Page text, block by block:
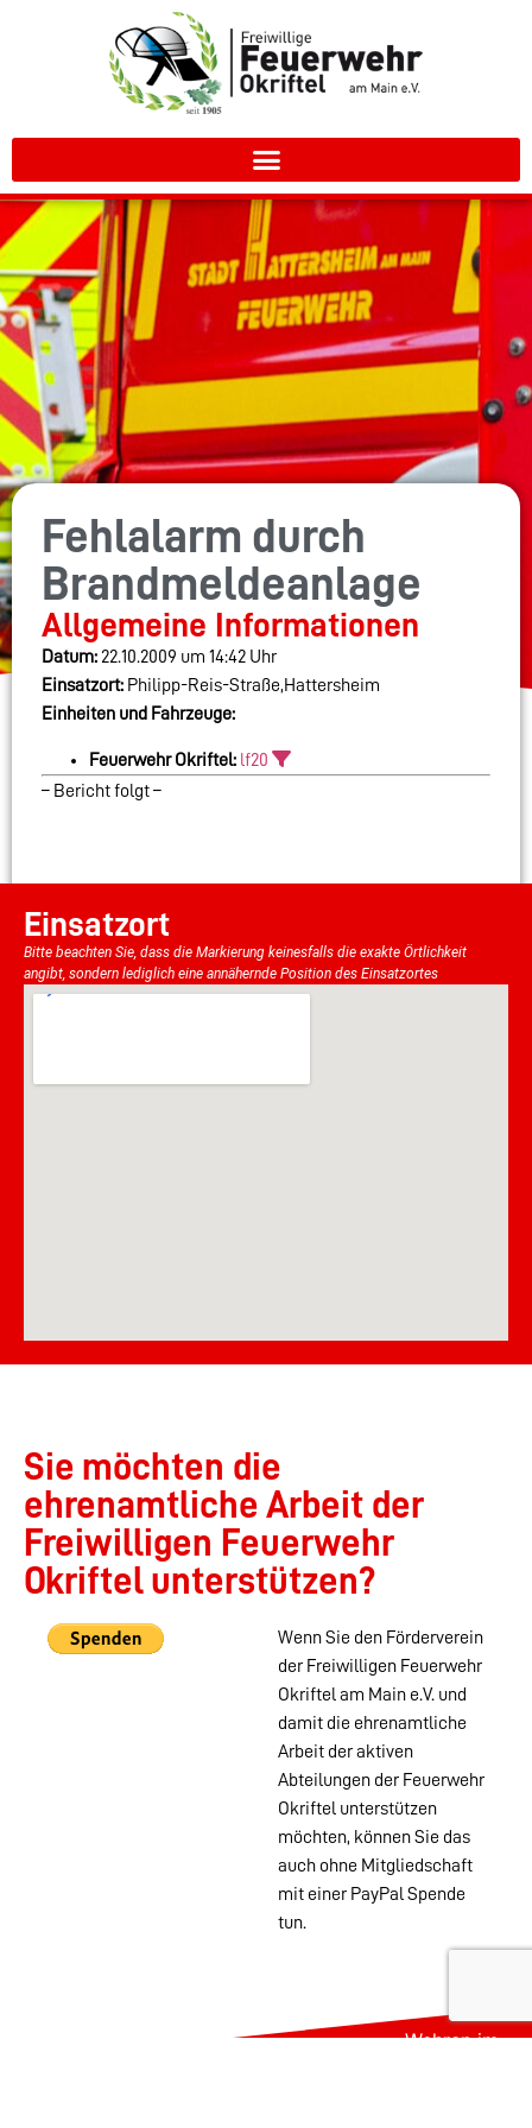
Fehlalarm durch
Brandmeldeanlage
Allgemeine Informationen
Datum: 22.10.2009 um 14:42 Uhr
Einsatzort: Philipp-Reis-Straße,Hattersheim
Einheiten und Fahrzeuge:
Feuerwehr Okriftel: lf20
– Bericht folgt –
Einsatzort
Bitte beachten Sie, dass die Markierung keinesfalls die exakte Örtlichkeit
angibt, sondern lediglich eine annähernde Position des Einsatzortes
Sie möchten die
ehrenamtliche Arbeit der
Freiwilligen Feuerwehr
Okriftel unterstützen?
Wenn Sie den Förderverein
der Freiwilligen Feuerwehr
Okriftel am Main e.V. und
damit die ehrenamtliche
Arbeit der aktiven
Abteilungen der Feuerwehr
Okriftel unterstützen
möchten, können Sie das
auch ohne Mitgliedschaft
mit einer PayPal Spende
tun.
Wehren im